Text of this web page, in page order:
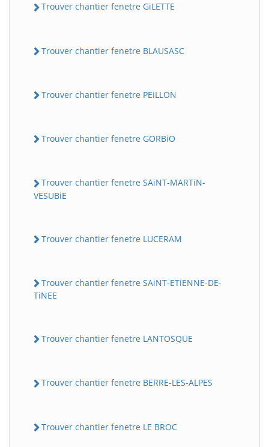
Trouver chantier fenetre GiLETTE
Trouver chantier fenetre BLAUSASC
Trouver chantier fenetre PEiLLON
Trouver chantier fenetre GORBiO
Trouver chantier fenetre SAiNT-MARTiN-
VESUBiE
Trouver chantier fenetre LUCERAM
Trouver chantier fenetre SAiNT-ETiENNE-DE-
TiNEE
Trouver chantier fenetre LANTOSQUE
Trouver chantier fenetre BERRE-LES-ALPES
Trouver chantier fenetre LE BROC